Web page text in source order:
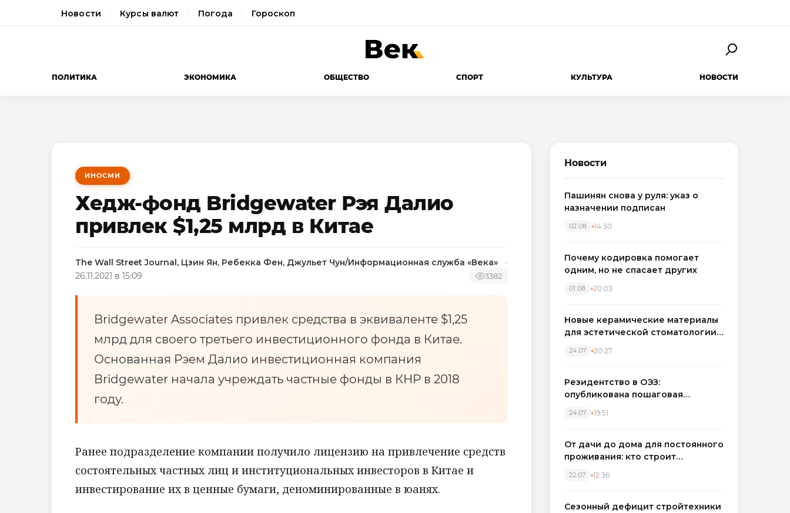
Новости Курсы валют Погода Гороскоп
ПОЛИТИКА ЭКОНОМИКА ОБЩЕСТВО СПОРТ КУЛЬТУРА НОВОСТИ
ИНОСМИ
Хедж-фонд Bridgewater Рэя Далио
привлек $1,25 млрд в Китае
The Wall Street Journal, Цзин Ян, Ребекка Фен, Джульет Чун/Информационная служба «Века»
26.11.2021 в 15:09
3382
Bridgewater Associates привлек средства в эквиваленте $1,25
млрд для своего третьего инвестиционного фонда в Китае.
Основанная Рэем Далио инвестиционная компания
Bridgewater начала учреждать частные фонды в КНР в 2018
году.
Ранее подразделение компании получило лицензию на привлечение средств
состоятельных частных лиц и институциональных инвесторов в Китае и
инвестирование их в ценные бумаги, деноминированные в юанях.
Новости
Пашинян снова у руля: указ о
назначении подписан
02.08 14:30
Почему кодировка помогает
одним, но не спасает других
01.08 20:03
Новые керамические материалы
для эстетической стоматологии
24.07 20:27
Резидентство в ОЭЗ:
опубликована пошаговая
налоговых льгот для инвесторов
24.07 19:51
От дачи до дома для постоянного
проживания: кто строит
Западном регионе
22.07 12:36
Сезонный дефицит стройтехники